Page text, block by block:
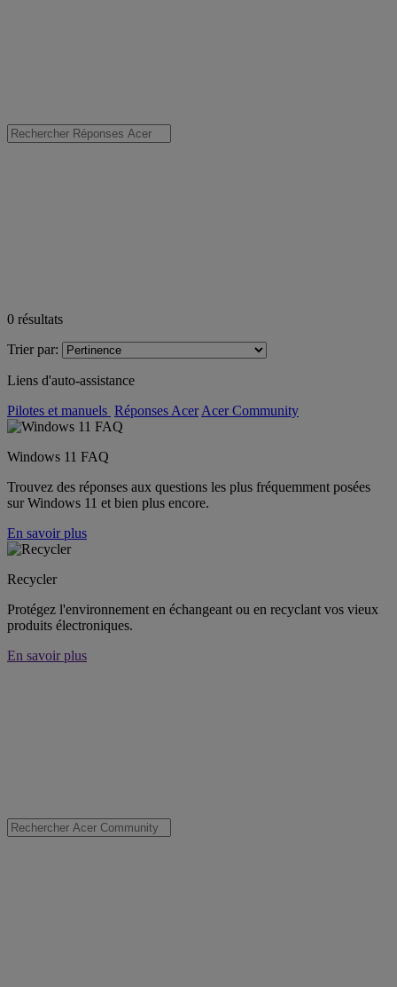
0 résultats
Trier par:
Liens d'auto-assistance
Pilotes et manuels Réponses Acer Acer Community
Windows 11 FAQ
Trouvez des réponses aux questions les plus fréquemment posées
sur Windows 11 et bien plus encore.
En savoir plus
Recycler
Protégez l'environnement en échangeant ou en recyclant vos vieux
produits électroniques.
En savoir plus